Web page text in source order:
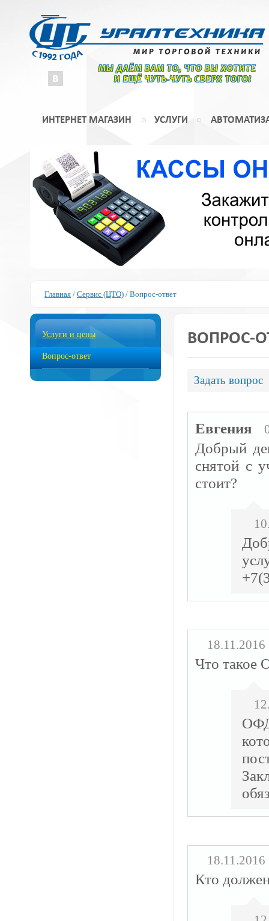
МЫ ДАЁМ ВАМ ТО, ЧТО ВЫ ХОТИТЕ
И ЕЩЁ ЧУТЬ-ЧУТЬ СВЕРХ ТОГО!
ИНТЕРНЕТ МАГАЗИН УСЛУГИ
Главная / Сервис (ЦТО) / Вопрос-ответ
Услуги и цены
Вопрос-ответ
ВОПРОС-
Задать вопрос
Евгения
Добрый
снятой с
стоит?
18.11.2016
Что такое
ОФД
18.11.2016
Кто